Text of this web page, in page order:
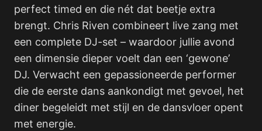
perfect timed en die nét dat beetje extra
brengt. Chris Riven combineert live zang met
een complete DJ-set – waardoor jullie avond
een dimensie dieper voelt dan een ‘gewone’
DJ. Verwacht een gepassioneerde performer
die de eerste dans aankondigt met gevoel, het
diner begeleidt met stijl en de dansvloer opent
met energie.